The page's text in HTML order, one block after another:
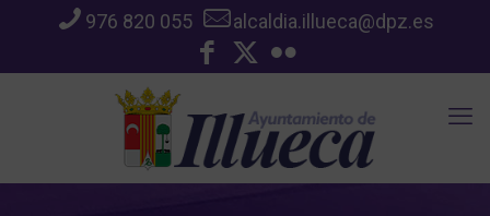
976 820 055 alcaldia.illueca@dpz.es